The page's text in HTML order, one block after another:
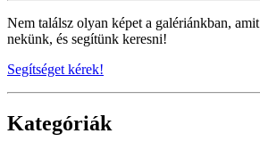
Nem találsz olyan képet a galériánkban,
nekünk, és segítünk keresni!
Segítséget kérek!
Kategóriák